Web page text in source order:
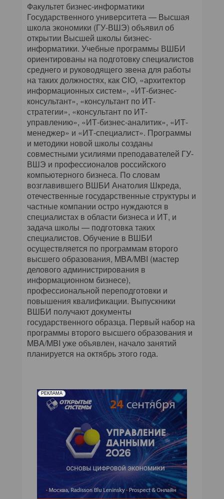
Факультет бизнес-информатики
Государственного университета — Высшая
школа экономики (ГУ-ВШЭ) объявил об
открытии Высшей школы бизнес-
информатики. Учебные программы ВШБИ
ориентированы на подготовку специалистов
среднего и руководящего звена для работы
на таких должностях, как CIO, «архитектор
информационных систем», «ИТ-бизнес-
консультант», «консультант по ИТ-
стратегии», «консультант по ИТ-
управлению», «ИТ-бизнес-аналитик», «ИТ-
менеджер» и «ИТ-специалист». Программы
и методики новой школы созданы
совместными усилиями преподавателей ГУ-
ВШЭ и профессионалов российского
компьютерного бизнеса. По словам
возглавившего ВШБИ Анатолия Шкреда,
отечественные государственные структуры и
частные компании остро нуждаются в
специалистах в области бизнеса и ИТ, и
задача школы — подготовка таких
специалистов. Обучение в ВШБИ
осуществляется по программам второго
высшего образования, MBA/MBI (мастер
делового администрирования в
информационном бизнесе),
профессиональной переподготовки и
повышения квалификации. Выпускники
ВШБИ получают документы
государственного образца. Первый набор на
программы второго высшего образования и
MBA/MBI уже объявлен, начало занятий
планируется на октябрь этого года.
РЕКЛАМА